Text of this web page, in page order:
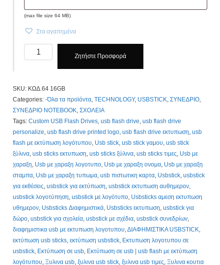
(max file size 64 MB)
Στα αγαπημένα
stick
64,
Με
Εκτύπωση
2,65
Τιμοκατάλογος
Κλίκ
Εδώ
quantity
Ζητήστε Προσφορά
SKU: KΩΔ.64 16GB
Categories:-Όλα τα προϊόντα,TECHNOLOGY, USBSTICK,ΣΥΝΕΔΡΙΟ,
ΣΥΝΕΔΡΙΟ ΝΟΤΕΒΟΟΚ,ΣΧΟΛΕΙΑ
Tags:Custom USB Flash Drives,usb flash drive,usb flash drive
personalize,usb flash drive printed logo,usb flash drive εκτυπωση,usb
flash με εκτύπωση λογότυπου, Usb stick,usb stick γαμου,usb stick
ξύλινα,usb sticks εκτυπωση,usb sticks ξύλινα,usb sticks τιμες, Usb με
χαραξη, Usb με χαραξη λογοτυπο, Usb με χαραξη ονομα, Usb με χαραξη
σταμπα, Usb με χαραξη τυπωμα,usb πιστωτικη καρτα, Usbstick,usbstick
για εκθέσεις,usbstick για εκτύπωση,usbstick εκτυπωση αυθημερον,
usbstick λογοτύπηση,usbstick με λογότυπο, Usbsticks αμεση εκτυπωση
υθημερον, Usbsticks Διαφημιστικά, Usbsticks εκτυπωση,usbstick για
δώρο,usbstick για σχολεία,usbstick με σχέδια,usbstick συνεδρίων,
διαφημιστικα usb με εκτυπωση λογοτυπου,ΔΙΑΦΗΜΙΣΤΙΚΑ USBSTICK,
εκτύπωση usb sticks,εκτύπωση usbstick, Εκτυπωση λογοτυπου σε
usbstick, Εκτύπωση σε usb, Εκτύπωση σε usb | usb flash με εκτύπωση
λογότυπου,Ξυλινα usb,ξυλινα usb stick,ξυλινα usb τιμες,Ξυλινα κουτια